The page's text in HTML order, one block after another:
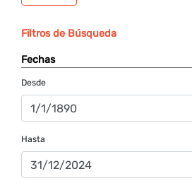
Filtros de Búsqueda
Fechas
Desde
Hasta